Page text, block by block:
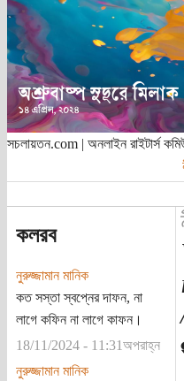
সচলায়তন.com | অনলাইন রাইটার্স
কলরব
নুরুজ্জামান মানিক
কত সস্তা স্বপ্নের দাফন, না
লাগে কফিন না লাগে কাফন।
18/11/2024 - 11:31অপরাহ্ন
নুরুজ্জামান মানিক